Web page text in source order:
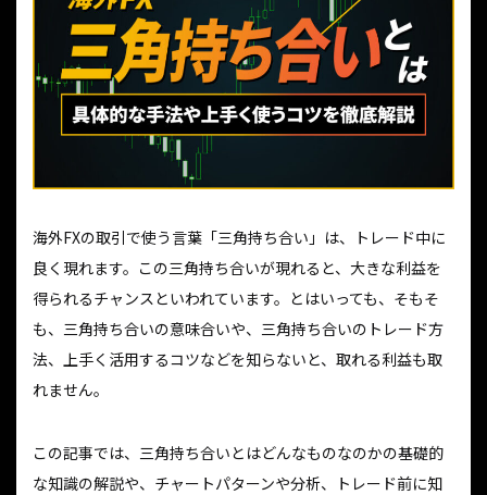
海外FXの取引で使う言葉「三角持ち合い」は、トレード中に
良く現れます。この三角持ち合いが現れると、大きな利益を
得られるチャンスといわれています。とはいっても、そもそ
も、三角持ち合いの意味合いや、三角持ち合いのトレード方
法、上手く活用するコツなどを知らないと、取れる利益も取
れません。
この記事では、三角持ち合いとはどんなものなのかの基礎的
な知識の解説や、チャートパターンや分析、トレード前に知